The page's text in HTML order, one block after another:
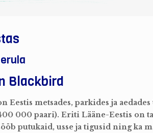
Blackbird
Eestis metsades, parkides ja
000 paari). Eriti Lääne-Eestis on
putukaid, usse ja tigusid ning ka